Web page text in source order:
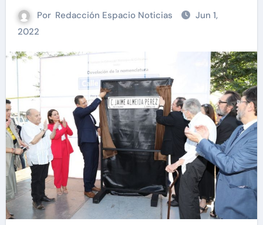
Por Redacción Espacio Noticias
Jun 1,
2022